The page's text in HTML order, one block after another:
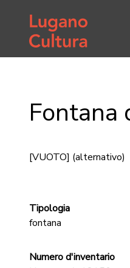
Home page
Fontana
[VUOTO] (alternativo)
Tipologia
fontana
Numero d'inventario